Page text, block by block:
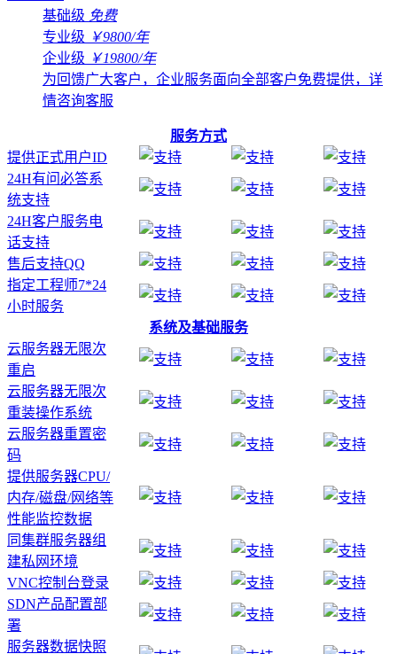
基础级 免费
专业级 ￥9800/年
企业级 ￥19800/年
为回馈广大客户，企业服务面向全部客户免费提供，详
情咨询客服
服务方式
提供正式用户ID
24H有问必答系
统支持
24H客户服务电
话支持
售后支持QQ
指定工程师7*24
小时服务
系统及基础服务
云服务器无限次
重启
云服务器无限次
重装操作系统
云服务器重置密
码
提供服务器CPU/
内存/磁盘/网络等
性能监控数据
同集群服务器组
建私网环境
VNC控制台登录
SDN产品配置部
署
服务器数据快照